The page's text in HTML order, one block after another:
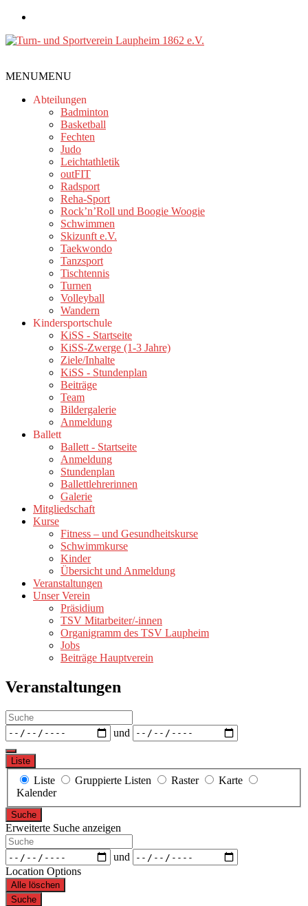
Zum
springen
und
Sportverein
Laupheim
MENUMENU
Abteilungen
Badminton
Basketball
Fechten
Judo
Leichtathletik
outFIT
Radsport
Reha-Sport
Rock’n’Roll und Boogie Woogie
Schwimmen
Skizunft e.V.
Taekwondo
Tanzsport
Tischtennis
Turnen
Volleyball
Wandern
Kindersportschule
KiSS - Startseite
KiSS-Zwerge (1-3 Jahre)
Ziele/Inhalte
KiSS - Stundenplan
Beiträge
Team
Bildergalerie
Anmeldung
Ballett
Ballett - Startseite
Anmeldung
Stundenplan
Ballettlehrerinnen
Galerie
Mitgliedschaft
Kurse
Fitness – und Gesundheitskurse
Schwimmkurse
Kinder
Übersicht und Anmeldung
Veranstaltungen
Unser Verein
Präsidium
TSV Mitarbeiter/-innen
Organigramm des TSV Laupheim
Jobs
Beiträge Hauptverein
Veranstaltungen
Suche
Daten
und
Liste
Anzeigetyp
für
Suchergebnisse
Liste Gruppierte Listen Raster
Karte
Kalender
Suche
Erweiterte Suche anzeigen
Suche
Daten
und
Location Options
Alle löschen
Suche